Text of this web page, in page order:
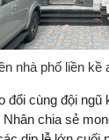
nhà phố liền kề
đổi cùng đội
Nhân chia sẻ